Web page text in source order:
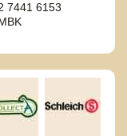
7441 6153